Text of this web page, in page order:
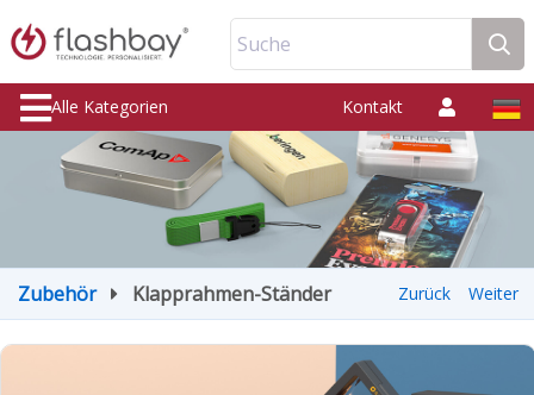
Suche
Alle Kategorien Kontakt
Zubehör Klapprahmen-Ständer Weiter
Zurück